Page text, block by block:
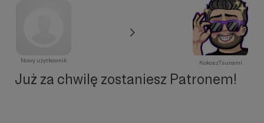
Nowy użytkownik KokoszTsunami
Już za chwilę zostaniesz Patronem!